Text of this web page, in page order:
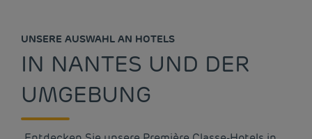
UNSERE AUSWAHL AN HOTELS
IN NANTES UND DER
UMGEBUNG